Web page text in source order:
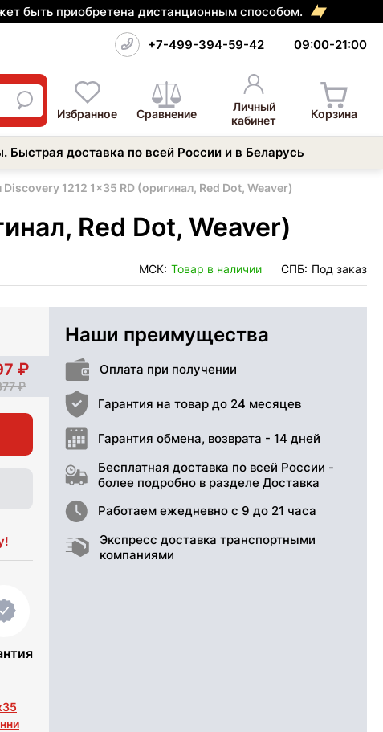
быть приобретена дистанционным способом.
+7-499-394-59-42 09:00-21:00
Избранное Сравнение
Личный
кабинет
Корзина
Быстрая доставка по всей России и в Беларусь
1212 1x35 RD (оригинал, Red Dot, Weaver)
Red Dot, Weaver)
МСК: Товар в наличии СПБ: Под заказ
Наши преимущества
Оплата при получении
Гарантия на товар до 24 месяцев
Гарантия обмена, возврата - 14 дней
Бесплатная доставка по всей России -
более подробно в разделе Доставка
Работаем ежедневно с 9 до 21 часа
Экспресс доставка транспортными
компаниями